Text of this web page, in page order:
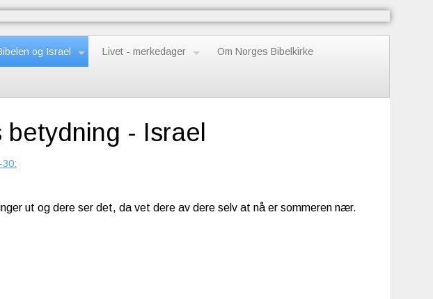
og Israel Livet - merkedager Om Norges Bibelkirke
- Israel
30:
ut og dere ser det, da vet dere av dere selv at nå er sommeren nær.